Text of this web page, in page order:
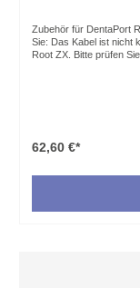
Zubehör für DentaPort Root ZX, Root ZX
Sie: Das Kabel ist nicht
Root ZX. Bitte prüfen
62,60 €*